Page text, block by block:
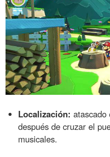
Localización: atascado
después de cruzar el
musicales.